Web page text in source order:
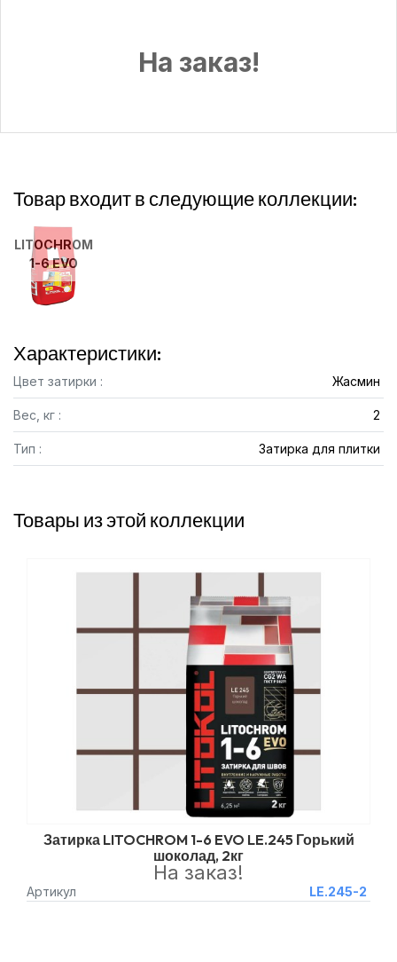
На заказ!
Товар входит в следующие коллекции:
LITOCHROM
1-6 EVO
Характеристики:
Цвет затирки : Жасмин
Вес, кг : 2
Тип : Затирка для плитки
Товары из этой коллекции
Затирка LITOCHROM 1-6 EVO LE.245 Горький
шоколад, 2кг
Артикул LE.245-2
На заказ!